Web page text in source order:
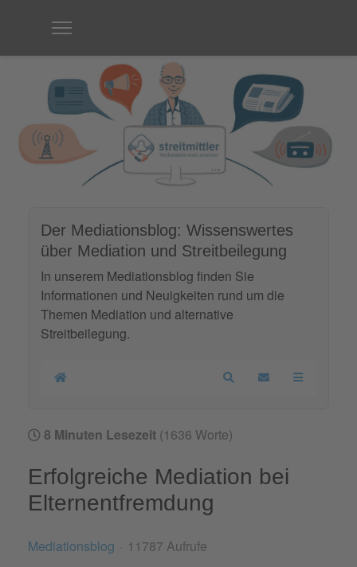
Der Mediationsblog: Wissenswertes
über Mediation und Streitbeilegung
In unserem Mediationsblog finden Sie
Informationen und Neuigkeiten rund um die
Themen Mediation und alternative
Streitbeilegung.
Home SearchUpdates
8 Minuten Lesezeit (1636 Worte)
Erfolgreiche Mediation bei
Elternentfremdung
Mediationsblog
11787 Aufrufe